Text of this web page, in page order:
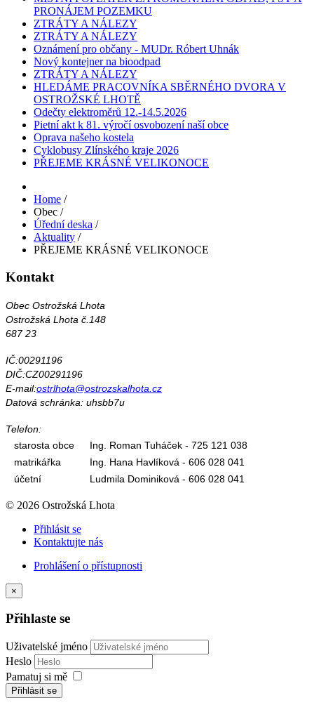
PRONÁJEM POZEMKU
ZTRÁTY A NÁLEZY
ZTRÁTY A NÁLEZY
Oznámení pro občany - MUDr. Róbert Uhnák
Nový kontejner na bioodpad
ZTRÁTY A NÁLEZY
HLEDÁME PRACOVNÍKA SBĚRNÉHO DVORA V
OSTROŽSKÉ LHOTĚ
Odečty elektroměrů 12.-14.5.2026
Pietní akt k 81. výročí osvobození naší obce
Oprava našeho kostela
Cyklobusy Zlínského kraje 2026
PŘEJEME KRÁSNÉ VELIKONOCE
Home /
Obec /
Úřední deska /
Aktuality /
PŘEJEME KRÁSNÉ VELIKONOCE
Kontakt
Obec Ostrožská Lhota
Ostrožská Lhota č.148
687 23
IČ:00291196
DIČ:CZ00291196
E-mail:ostrlhota@ostrozskalhota.cz
Datová schránka: uhsbb7u
Telefon:
starosta obce
Ing. Roman Tuháček - 725 121 038
matrikářka
Ing. Hana Havlíková - 606 028 041
účetní
Ludmila Dominiková - 606 028 041
© 2026 Ostrožská Lhota
Přihlásit se
Kontaktujte nás
Prohlášení o přístupnosti
×
Přihlaste se
Uživatelské jméno
Heslo
Pamatuj si mě
Přihlásit se